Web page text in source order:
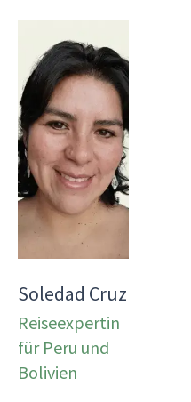
Soledad Cruz
Reiseexpertin
für Peru und
Bolivien